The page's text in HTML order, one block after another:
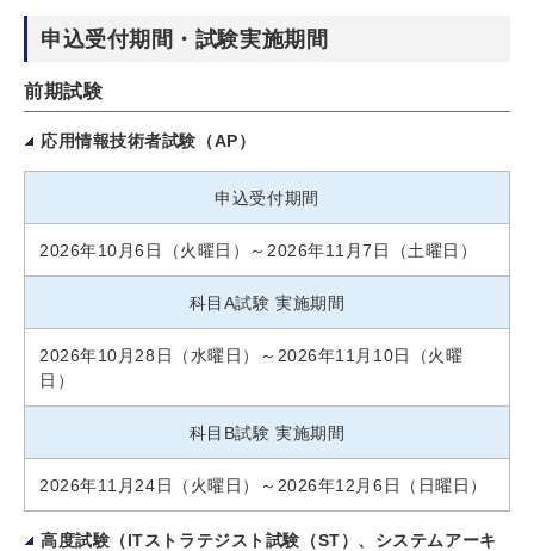
申込受付期間・試験実施期間
前期試験
応用情報技術者試験（AP）
申込受付期間
2026年10月6日（火曜日）～2026年11月7日（土曜日）
科目A試験 実施期間
2026年10月28日（水曜日）～2026年11月10日（火曜
日）
科目B試験 実施期間
2026年11月24日（火曜日）～2026年12月6日（日曜日）
高度試験（ITストラテジスト試験（ST）、システムアーキ